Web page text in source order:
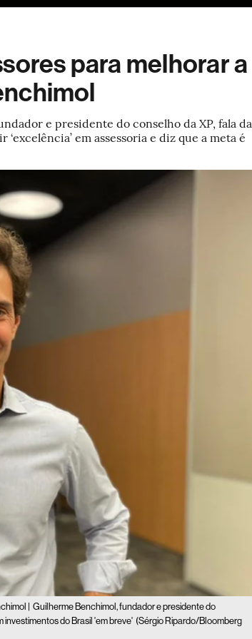
para melhorar a
e presidente do conselho da XP, fala da
em assessoria e diz que a meta é
|
Guilherme Benchimol, fundador e presidente do
investimentos do Brasil 'em breve' (Sérgio Ripardo/Bloomberg